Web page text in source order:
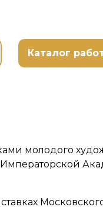
Каталог
молодого